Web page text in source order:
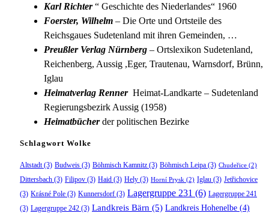
Karl Richter“ Geschichte des Niederlandes“ 1960
Foerster, Wilhelm – Die Orte und Ortsteile des
Reichsgaues Sudetenland mit ihren Gemeinden, …
Preußler Verlag Nürnberg – Ortslexikon Sudetenland,
Reichenberg, Aussig ,Eger, Trautenau, Warnsdorf, Brünn,
Iglau
Heimatverlag Renner Heimat-Landkarte – Sudetenland
Regierungsbezirk Aussig (1958)
Heimatbücherder politischen Bezirke
Schlagwort Wolke
Altstadt(3) Budweis (3) Böhmisch Kamnitz (3) Böhmisch Leipa (3) Chudeřice (2)
Dittersbach (3) Filipov (3) Haid (3) Hely (3) Horní Prysk (2) Iglau (3) Jetřichovice
(3) Krásné Pole (3) Kunnersdorf (3) Lagergruppe 231 (6) Lagergruppe 241
(3) Lagergruppe 242 (3) Landkreis Bärn (5) Landkreis Hohenelbe (4)